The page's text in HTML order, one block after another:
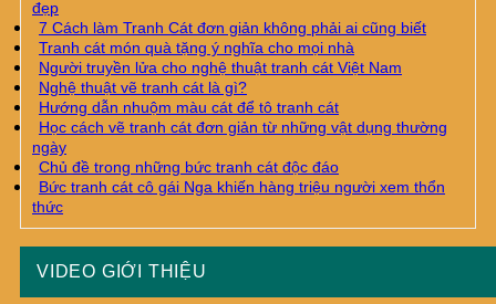
đẹp
7 Cách làm Tranh Cát đơn giản không phải ai cũng biết
Tranh cát món quà tặng ý nghĩa cho mọi nhà
Người truyền lửa cho nghệ thuật tranh cát Việt Nam
Nghệ thuật vẽ tranh cát là gì?
Hướng dẫn nhuộm màu cát để tô tranh cát
Học cách vẽ tranh cát đơn giản từ những vật dụng thường
ngày
Chủ đề trong những bức tranh cát độc đáo
Bức tranh cát cô gái Nga khiến hàng triệu người xem thổn
thức
VIDEO GIỚI THIỆU